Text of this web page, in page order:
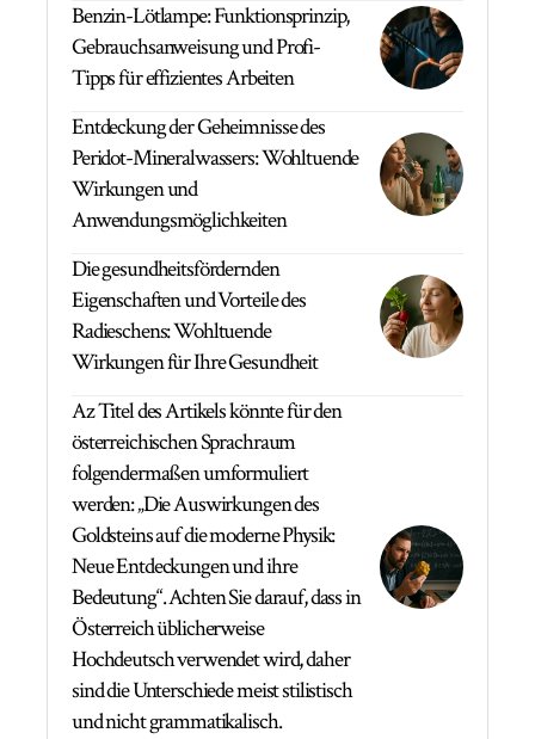
Benzin-Lötlampe: Funktionsprinzip,
Gebrauchsanweisung und Profi-
Tipps für effizientes Arbeiten
Entdeckung der Geheimnisse des
Peridot-Mineralwassers: Wohltuende
Wirkungen und
Anwendungsmöglichkeiten
Die gesundheitsfördernden
Eigenschaften und Vorteile des
Radieschens: Wohltuende
Wirkungen für Ihre Gesundheit
Az Titel des Artikels könnte für den
österreichischen Sprachraum
folgendermaßen umformuliert
werden: „Die Auswirkungen des
Goldsteins auf die moderne Physik:
Neue Entdeckungen und ihre
Bedeutung“. Achten Sie darauf, dass in
Österreich üblicherweise
Hochdeutsch verwendet wird, daher
sind die Unterschiede meist stilistisch
und nicht grammatikalisch.